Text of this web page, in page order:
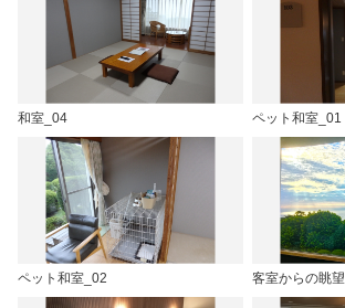
和室_04 ペット和室_01
ペット和室_02 客室からの眺望